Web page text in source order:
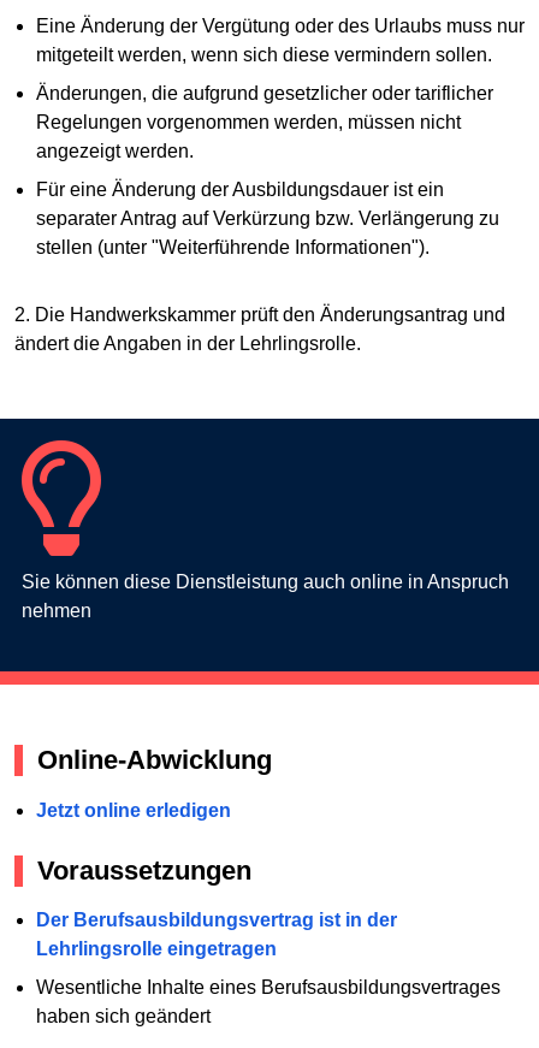
Eine Änderung der Vergütung oder des Urlaubs muss nur
mitgeteilt werden, wenn sich diese vermindern sollen.
Änderungen, die aufgrund gesetzlicher oder tariflicher
Regelungen vorgenommen werden, müssen nicht
angezeigt werden.
Für eine Änderung der Ausbildungsdauer ist ein
separater Antrag auf Verkürzung bzw. Verlängerung zu
stellen (unter "Weiterführende Informationen").
2. Die Handwerkskammer prüft den Änderungsantrag und
ändert die Angaben in der Lehrlingsrolle.
Sie können diese Dienstleistung auch online in Anspruch
nehmen
Online-Abwicklung
Jetzt online erledigen
Voraussetzungen
Der Berufsausbildungsvertrag ist in der
Lehrlingsrolle eingetragen
Wesentliche Inhalte eines Berufsausbildungsvertrages
haben sich geändert